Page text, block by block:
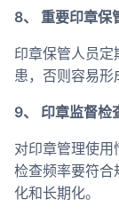
8、 重要印章保
印章保管人员
患，否则容易形
9、 印章监督检
对印章管理使用
检查频率要符合
化和长期化。